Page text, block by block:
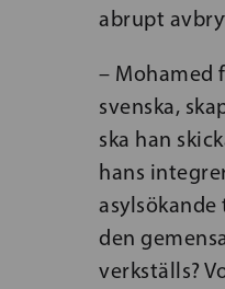
abrupt
– Mohamed
svenska,
ska han
hans
den
verkställs?